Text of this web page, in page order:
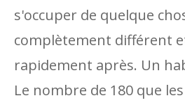
s'occuper de quelque
complètement différent
rapidement après. Un
Le nombre de 180 que